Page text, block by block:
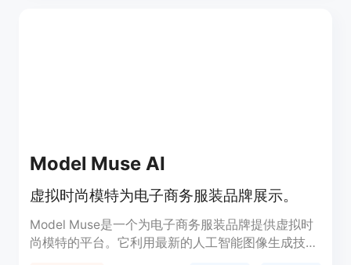
Model Muse AI
虚拟时尚模特为电子商务服装品牌展示。
Model Muse是一个为电子商务服装品牌提供虚拟时
尚模特的平台。它利用最新的人工智能图像生成技